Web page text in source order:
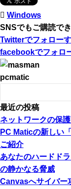
Windows
SNSでもご購読でき
Twitterでフォロー
facebookでフォロ
pcmatic
最近の投稿
ネットワークの保
PC Maticの新しい
ご紹介
あなたのハードド
の静かなる脅威
Canvasへサイバー